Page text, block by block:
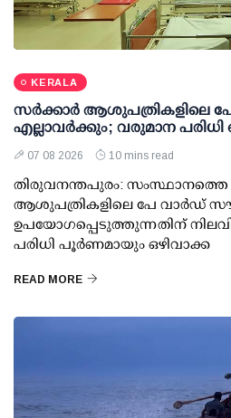
KERALA
സര്‍ക്കാര്‍ ആശുപത്രികളിലെ
എല്ലാവര്‍ക്കും; വരുമാന പരിധി
07 08 2026 10 mins read
തിരുവനന്തപുരം: സംസ്ഥാനത്തെ
ആശുപത്രികളിലെ പേ വാര്‍ഡ്
ഉപയോഗപ്പെടുത്തുന്നതിന്
പരിധി പൂര്‍ണമായും ഒഴിവാക്ക
READ MORE